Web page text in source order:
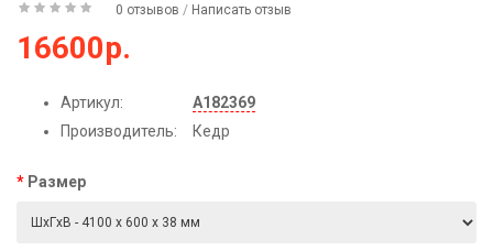
0 отзывов / Написать отзыв
16600р.
Артикул:
А182369
Производитель:
Кедр
Размер